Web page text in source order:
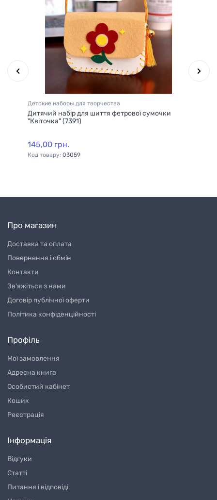
Детские наборы для творчества
Дитячий набір для шиття фетрової сумочки
"Квіточка" (7391)
145,00 грн.
Код товару: 03059
Про магазин
Доставка та оплата
Повернення і обмін
Контакти
Зв'яжіться з нами
Договір публічної оферти
Політика конфіденційності
Профіль
Мої замовлення
Адресна книга
Особистий кабінет
Кошик
Реєстрація
Інформація
Відгуки
Статті
Питання і відповіді